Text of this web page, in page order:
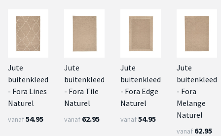
Jute
buitenkleed
- Fora Lines
Naturel
vanaf54.95
Jute
buitenkleed
- Fora Tile
Naturel
vanaf 62.95
Jute
buitenkleed
- Fora Edge
Naturel
vanaf54.95
Jute
buitenkleed
- Fora
Melange
Naturel
vanaf 62.95